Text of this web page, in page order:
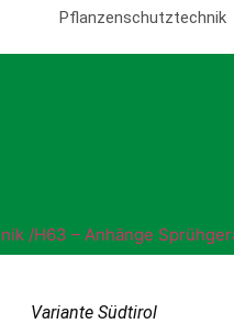
Pflanzenschutztechnik
/H63 – Anhänge
Variante Südtirol